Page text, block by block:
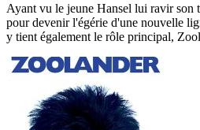
Ayant vu le jeune Hansel lui ravir son
pour devenir l'égérie d'une nouvelle
y tient également le rôle principal,